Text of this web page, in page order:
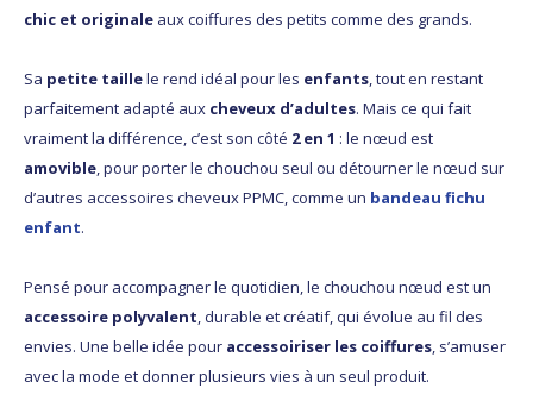
chic et originale aux coiffures des petits comme des grands.
Sa petite taillele rend idéal pour les enfants, tout en restant
parfaitement adapté aux cheveux d’adultes. Mais ce qui fait
vraiment la différence, c’est son côté 2 en 1 : le nœud est
amovible, pour porter le chouchou seul ou détourner le nœud sur
d’autres accessoires cheveux PPMC, comme un bandeau fichu
enfant.
Pensé pour accompagner le quotidien, le chouchou nœud est un
accessoire polyvalent, durable et créatif, qui évolue au fil des
envies. Une belle idée pour accessoiriser les coiffures, s’amuser
avec la mode et donner plusieurs vies à un seul produit.